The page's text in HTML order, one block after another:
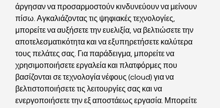
άργησαν να προσαρμοστούν κινδυνεύουν να μείνουν
πίσω. Αγκαλιάζοντας τις ψηφιακές τεχνολογίες,
μπορείτε να αυξήσετε την ευελιξία, να βελτιώσετε την
αποτελεσματικότητα και να εξυπηρετήσετε καλύτερα
τους πελάτες σας. Για παράδειγμα, μπορείτε να
χρησιμοποιήσετε εργαλεία και πλατφόρμες που
βασίζονται σε τεχνολογία νέφους (cloud) για να
βελτιστοποιήσετε τις λειτουργίες σας και να
ενεργοποιήσετε την εξ αποστάεως εργασία. Μπορείτε